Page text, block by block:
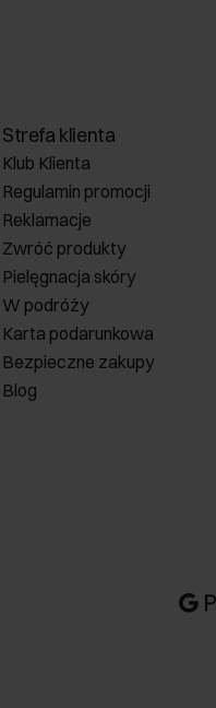
Strefa klienta
Klub Klienta
Regulamin promocji
Reklamacje
Zwróć produkty
Pielęgnacja skóry
W podróży
Karta podarunkowa
Bezpieczne zakupy
Blog